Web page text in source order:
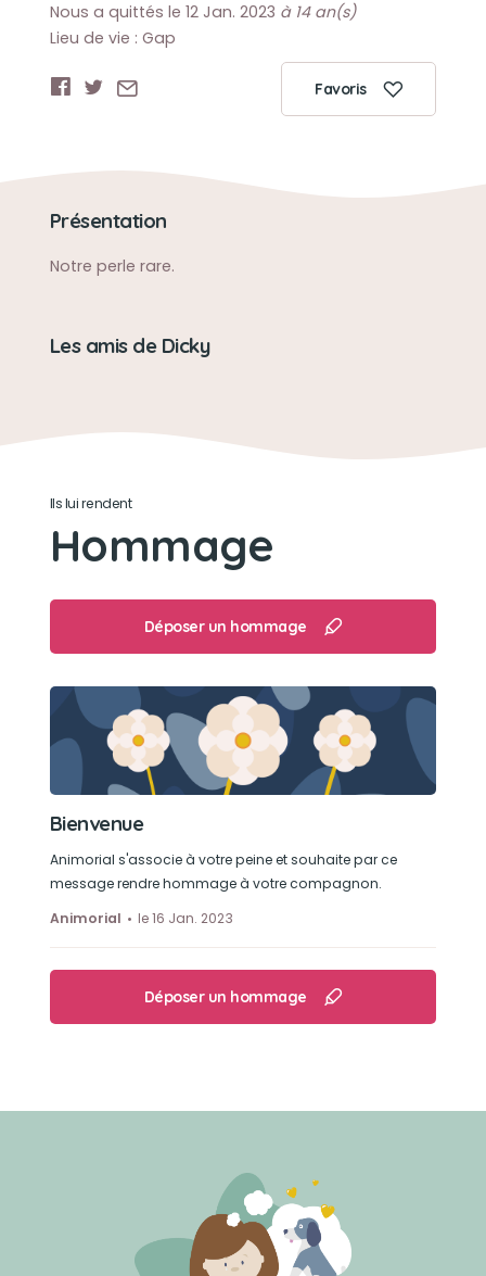
Nous a quittés le 12 Jan. 2023 à 14 an(s)
Lieu de vie : Gap
Favoris
Présentation
Notre perle rare.
Les amis de Dicky
Ils lui rendent
Hommage
Déposer un hommage
Bienvenue
Animorial s'associe à votre peine et souhaite par ce
message rendre hommage à votre compagnon.
Animorial
le 16 Jan. 2023
Déposer un hommage